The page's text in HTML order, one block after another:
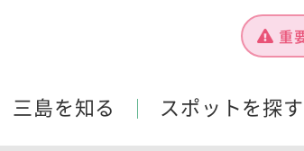
重
三島を知る スポットを探す